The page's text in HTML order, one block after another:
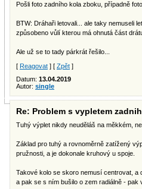
Pošli foto zadního kola zboku, případně
BTW: Dráhaři letovali... ale taky nemuseli
způsobeno vůlí kterou má ohnutá část
Ale už se to tady párkrát řešilo...
[ Reagovat ] [ Zpět ]
Datum: 13.04.2019
Autor: single
Re: Problem s vypletem
Tuhý výplet nikdy neuděláš na měkkém,
Základ pro tuhý a rovnoměrně zatížený
pružnosti, a je dokonale kruhový u spoje.
Takové kolo se skoro nemusí centrovat, a
a pak se s ním bušilo o zem radiálně - pak